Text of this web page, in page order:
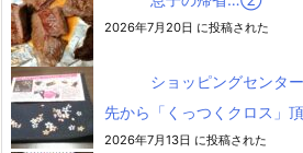
2026年7月20日 に投稿された
ショッピングセンタ
先から「くっつくクロス」
2026年7月13日 に投稿された